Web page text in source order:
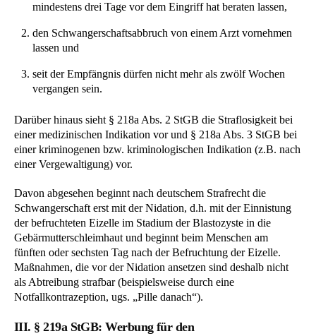
mindestens drei Tage vor dem Eingriff hat beraten lassen,
den Schwangerschaftsabbruch von einem Arzt vornehmen
lassen und
seit der Empfängnis dürfen nicht mehr als zwölf Wochen
vergangen sein.
Darüber hinaus sieht § 218a Abs. 2 StGB die Straflosigkeit bei
einer medizinischen Indikation vor und § 218a Abs. 3 StGB bei
einer kriminogenen bzw. kriminologischen Indikation (z.B. nach
einer Vergewaltigung) vor.
Davon abgesehen beginnt nach deutschem Strafrecht die
Schwangerschaft erst mit der Nidation, d.h. mit der Einnistung
der befruchteten Eizelle im Stadium der Blastozyste in die
Gebärmutterschleimhaut und beginnt beim Menschen am
fünften oder sechsten Tag nach der Befruchtung der Eizelle.
Maßnahmen, die vor der Nidation ansetzen sind deshalb nicht
als Abtreibung strafbar (beispielsweise durch eine
Notfallkontrazeption, ugs. „Pille danach“).
III. § 219a StGB: Werbung für den